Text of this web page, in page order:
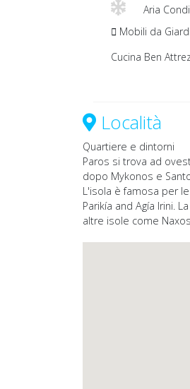
Aria
Mobili da
Cucina Ben
Località
Quartiere e dintorni
Paros si trova ad
dopo Mykonos e
L'isola è famosa per
Parikía and Agía Irini.
altre isole come